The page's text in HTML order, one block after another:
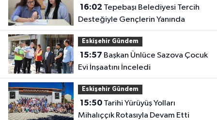
16:02
Desteğiyle Gençlerin Yanında
Eskişehir Gündem
15:57
Evi İnşaatını İnceledi
Eskişehir Gündem
15:50Tarihi Yürüyüş Yolları
Mihalıççık Rotasıyla Devam Etti